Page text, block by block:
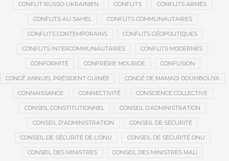
CONFLIT RUSSO-UKRAINIEN CONFLITS CONFLITS ARMÉS
CONFLITS AU SAHEL CONFLITS COMMUNAUTAIRES
CONFLITS CONTEMPORAINS CONFLITS GÉOPOLITIQUES
CONFLITS INTERCOMMUNAUTAIRES CONFLITS MODERNES
CONFORMITÉ CONFRÉRIE MOURIDE CONFUSION
CONGÉ ANNUEL PRÉSIDENT GUINÉE CONGÉ DE MAMADI DOUMBOUYA
CONNAISSANCE CONNECTIVITÉ CONSCIENCE COLLECTIVE
CONSEIL CONSTITUTIONNEL CONSEIL D’ADMINISTRATION
CONSEIL D'ADMINISTRATION CONSEIL DE SÉCURITÉ
CONSEIL DE SÉCURITÉ DE L'ONU CONSEIL DE SÉCURITÉ ONU
CONSEIL DES MINISTRES CONSEIL DES MINISTRES MALI